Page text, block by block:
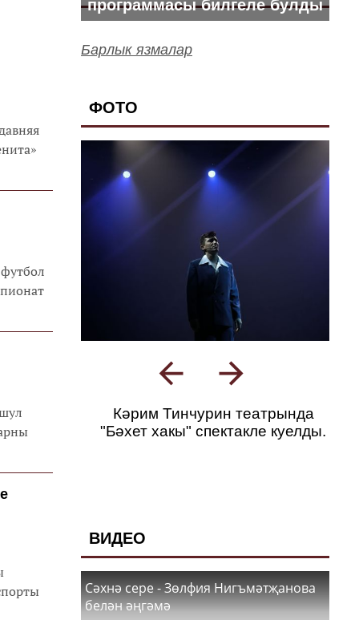
программасы билгеле булды
Барлык язмалар
ФОТО
Кәрим Тинчурин театрында
"Бәхет хакы" спектакле куелды.
ВИДЕО
Сәхнә сере - Зөлфия Нигъмәтҗанова
белән әңгәмә